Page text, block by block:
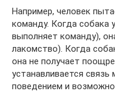
Например, человек
команду. Когда собака
выполняет команду),
лакомство). Когда
она не получает
устанавливается
поведением и